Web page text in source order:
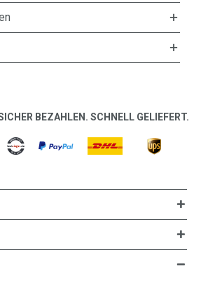
BEZAHLEN. SCHNELL GELIEFERT.